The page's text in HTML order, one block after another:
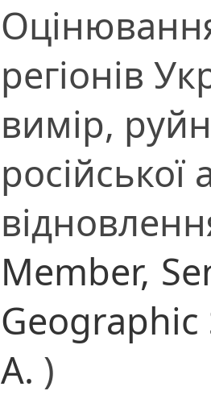
регіонів
вимір,
російської
Member,
Geographic
A. )